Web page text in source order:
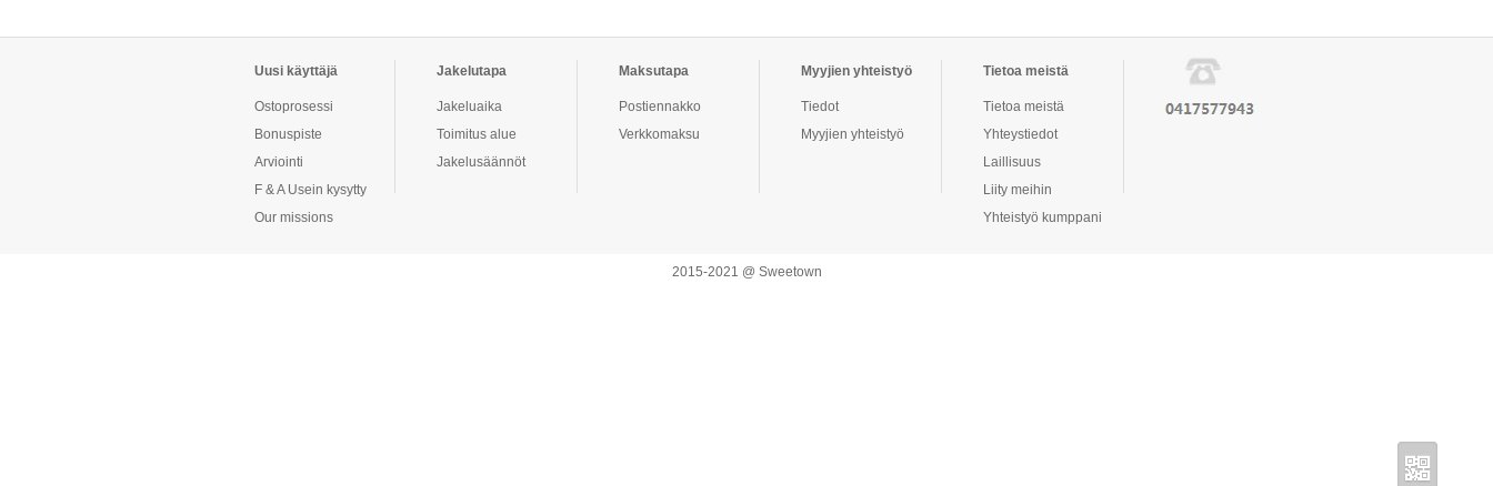
Uusi käyttäjä
Ostoprosessi
Bonuspiste
Arviointi
F & A Usein kysytty
Our missions
Jakelutapa
Jakeluaika
Toimitus alue
Jakelusäännöt
Maksutapa
Postiennakko
Verkkomaksu
Myyjien yhteistyö
Tiedot
Myyjien yhteistyö
Tietoa meistä
Tietoa meistä
Yhteystiedot
Laillisuus
Liity meihin
Yhteistyö kumppani
2015-2021 @ Sweetown